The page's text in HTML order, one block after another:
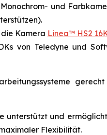
und
Kamera Linea™ HS2
von Teledyne und
unterstützt und
Flexibilität.